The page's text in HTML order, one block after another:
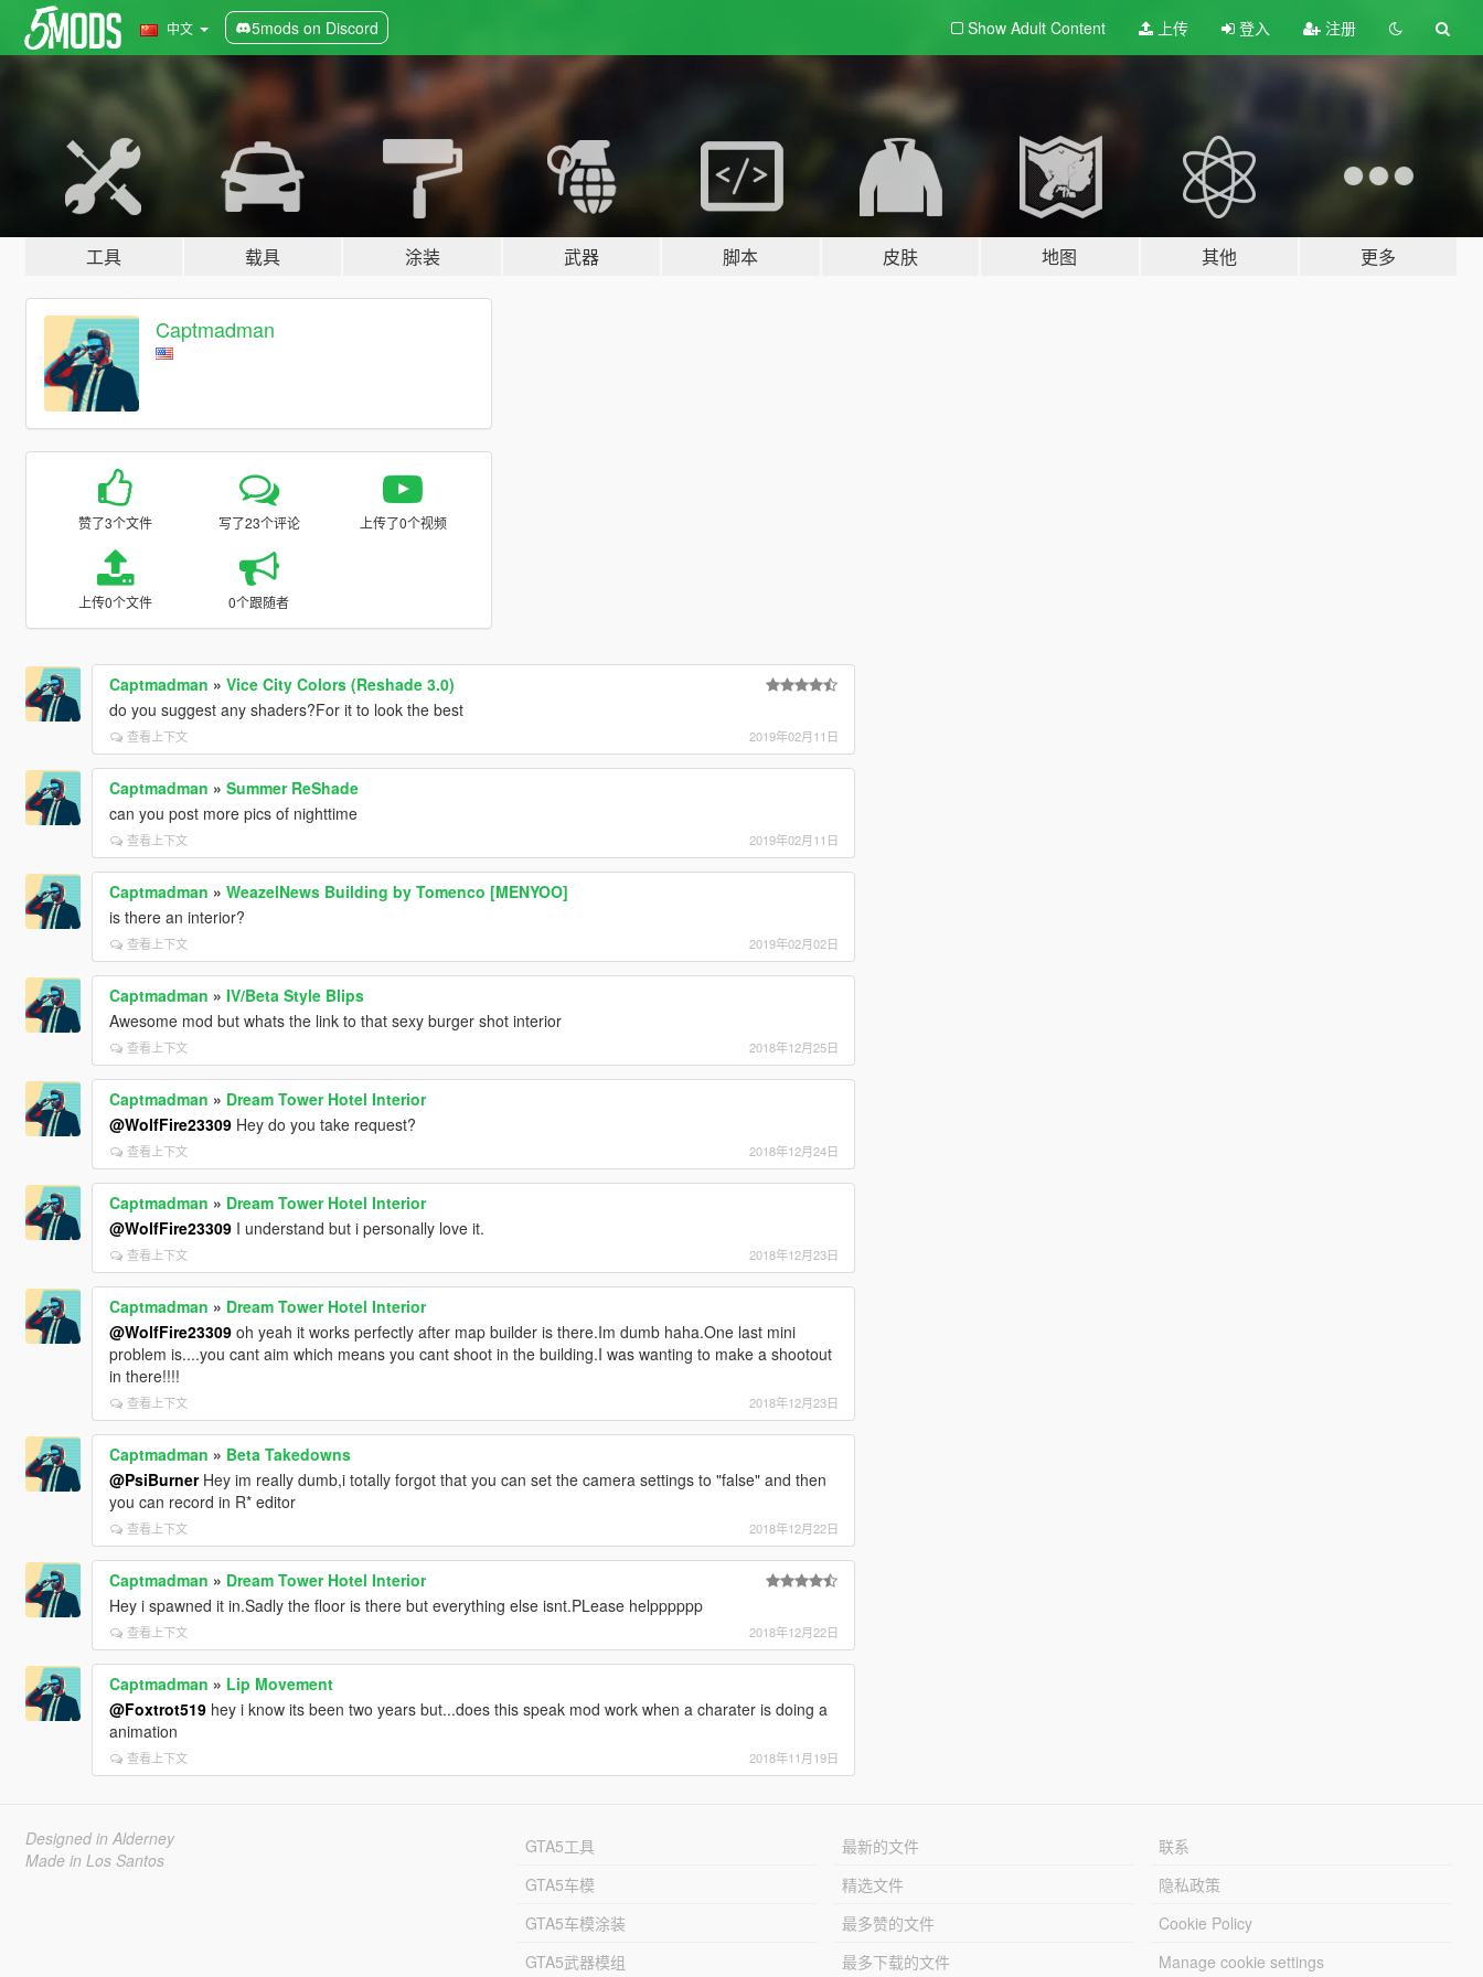
中文 5mods on Discord Show Adult Content 上传 登入 注册
工具 载具 涂装 武器 脚本 皮肤 地图 其他 更多
Captmadman
赞了3个文件 写了23个评论 上传了0个视频
上传0个文件 0个跟随者
Captmadman » Vice City Colors (Reshade 3.0)
do you suggest any shaders?For it to look the best
查看上下文 2019年02月11日
Captmadman » Summer ReShade
can you post more pics of nighttime
查看上下文 2019年02月11日
Captmadman » WeazelNews Building by Tomenco [MENYOO]
is there an interior?
查看上下文 2019年02月02日
Captmadman » IV/Beta Style Blips
Awesome mod but whats the link to that sexy burger shot interior
查看上下文 2018年12月25日
Captmadman » Dream Tower Hotel Interior
@WolfFire23309Hey do you take request?
查看上下文 2018年12月24日
Captmadman » Dream Tower Hotel Interior
@WolfFire23309I understand but i personally love it.
查看上下文 2018年12月23日
Captmadman » Dream Tower Hotel Interior
@WolfFire23309oh yeah it works perfectly after map builder is there.Im dumb haha.One last mini
problem is....you cant aim which means you cant shoot in the building.I was wanting to make a shootout
in there!!!!
查看上下文 2018年12月23日
Captmadman » Beta Takedowns
@PsiBurnerHey im really dumb,i totally forgot that you can set the camera settings to "false" and then
you can record in R* editor
查看上下文 2018年12月22日
Captmadman » Dream Tower Hotel Interior
Hey i spawned it in.Sadly the floor is there but everything else isnt.PLease helpppppp
查看上下文 2018年12月22日
Captmadman » Lip Movement
@Foxtrot519hey i know its been two years but...does this speak mod work when a charater is doing a
animation
查看上下文 2018年11月19日
Designed in Alderney
Made in Los Santos
GTA5工具
GTA5车模
GTA5车模涂装
GTA5武器模组
最新的文件
精选文件
最多赞的文件
最多下载的文件
联系
隐私政策
Cookie Policy
Manage cookie settings